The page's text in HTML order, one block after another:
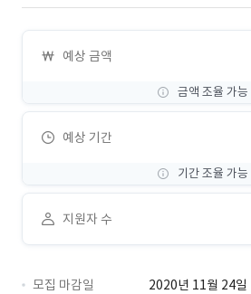
예상 금액
금액 조율 가능
예상 기간
기간 조율 가능
지원자 수
모집 마감일
2020년 11월 24일